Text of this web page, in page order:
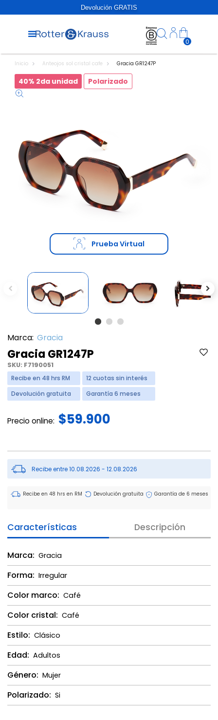
Devolución GRATIS
0
Inicio Anteojos sol cristal cafe Gracia GR1247P
40% 2da unidad Polarizado
Prueba Virtual
Previous
Marca: Gracia
Gracia GR1247P
SKU: F7190051
Recibe en 48 hrs RM
12 cuotas sin interés
Devolución gratuita
Garantía 6 meses
Precio online: $59.900
Recibe entre 10.08.2026 - 12.08.2026
Recibe en 48 hrs en RM Devolución gratuita Garantía de 6 meses
Características Descripción
Marca: Gracia
Forma: Irregular
Color marco: Café
Color cristal: Café
Estilo: Clásico
Edad: Adultos
Género: Mujer
Polarizado: Si